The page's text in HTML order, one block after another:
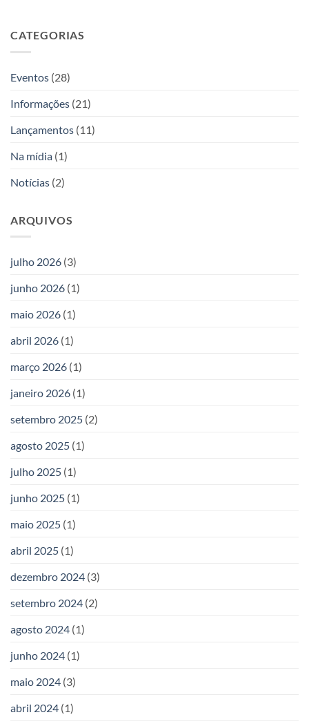
CATEGORIAS
Eventos (28)
Informações (21)
Lançamentos (11)
Na mídia (1)
Notícias (2)
ARQUIVOS
julho 2026 (3)
junho 2026 (1)
maio 2026 (1)
abril 2026 (1)
março 2026 (1)
janeiro 2026 (1)
setembro 2025 (2)
agosto 2025 (1)
julho 2025 (1)
junho 2025 (1)
maio 2025 (1)
abril 2025 (1)
dezembro 2024 (3)
setembro 2024 (2)
agosto 2024 (1)
junho 2024 (1)
maio 2024 (3)
abril 2024 (1)